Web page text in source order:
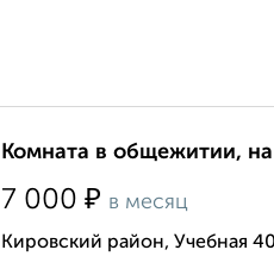
Комната в общежитии,
7 000 ₽ в месяц
Кировский район, Учебная 40